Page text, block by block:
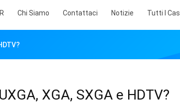
Chi Siamo Contattaci Notizie Tutti I
XGA, SXGA e HDTV?